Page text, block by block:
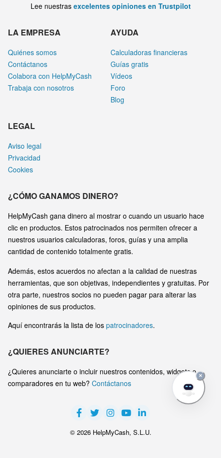
×
Lee nuestras excelentes opiniones en Trustpilot
LA EMPRESA
Quiénes somos
Contáctanos
Colabora con HelpMyCash
Trabaja con nosotros
AYUDA
Calculadoras financieras
Guías gratis
Vídeos
Foro
Blog
LEGAL
Aviso legal
Privacidad
Cookies
¿CÓMO GANAMOS DINERO?
HelpMyCash gana dinero al mostrar o cuando un usuario hace
clic en productos. Estos patrocinados nos permiten ofrecer a
nuestros usuarios calculadoras, foros, guías y una amplia
cantidad de contenido totalmente gratis.
Además, estos acuerdos no afectan a la calidad de nuestras
herramientas, que son objetivas, independientes y gratuitas. Por
otra parte, nuestros socios no pueden pagar para alterar las
opiniones de sus productos.
Aquí encontrarás la lista de los patrocinadores.
¿QUIERES ANUNCIARTE?
¿Quieres anunciarte o incluir nuestros contenidos, widgets o
comparadores en tu web? Contáctanos
© 2026 HelpMyCash, S.L.U.